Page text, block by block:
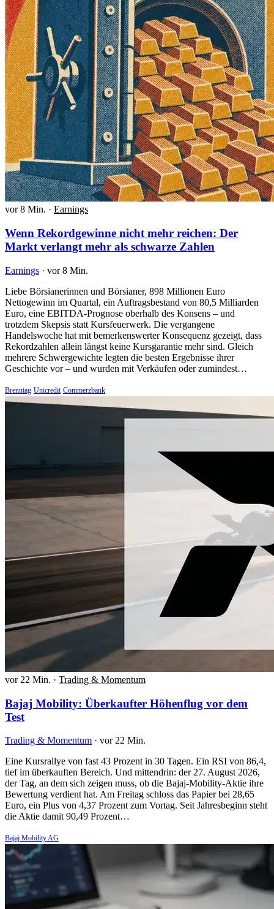
vor 8 Min. · Earnings
Wenn Rekordgewinne nicht mehr reichen: Der
Markt verlangt mehr als schwarze Zahlen
Earnings · vor 8 Min.
Liebe Börsianerinnen und Börsianer, 898 Millionen Euro
Nettogewinn im Quartal, ein Auftragsbestand von 80,5 Milliarden
Euro, eine EBITDA-Prognose oberhalb des Konsens – und
trotzdem Skepsis statt Kursfeuerwerk. Die vergangene
Handelswoche hat mit bemerkenswerter Konsequenz gezeigt, dass
Rekordzahlen allein längst keine Kursgarantie mehr sind. Gleich
mehrere Schwergewichte legten die besten Ergebnisse ihrer
Geschichte vor – und wurden mit Verkäufen oder zumindest…
Brenntag Unicredit Commerzbank
vor 22 Min. · Trading & Momentum
Bajaj Mobility: Überkaufter Höhenflug vor dem
Test
Trading & Momentum · vor 22 Min.
Eine Kursrallye von fast 43 Prozent in 30 Tagen. Ein RSI von 86,4,
tief im überkauften Bereich. Und mittendrin: der 27. August 2026,
der Tag, an dem sich zeigen muss, ob die Bajaj-Mobility-Aktie ihre
Bewertung verdient hat. Am Freitag schloss das Papier bei 28,65
Euro, ein Plus von 4,37 Prozent zum Vortag. Seit Jahresbeginn steht
die Aktie damit 90,49 Prozent…
Bajaj Mobility AG